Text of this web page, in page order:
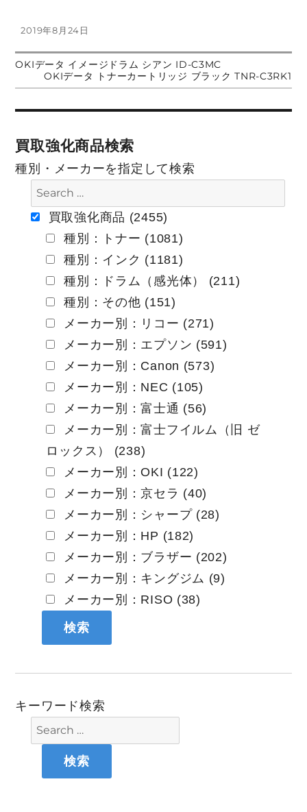
投
日:
2019年8月24日
投
ビ
ー
前
投
OKIデータ イメージドラム シアン ID-C3MC
の
稿:
OKIデータ トナーカートリッジ ブラック TNR-C3RK1
買取強化商品検索
種別・メーカーを指定して検索
買取強化商品 (2455)
種別：トナー (1081)
種別：インク (1181)
種別：ドラム（感光体） (211)
種別：その他 (151)
メーカー別：リコー (271)
メーカー別：エプソン (591)
メーカー別：Canon (573)
メーカー別：NEC (105)
メーカー別：富士通 (56)
メーカー別：富士フイルム（旧 ゼ
ロックス） (238)
メーカー別：OKI (122)
メーカー別：京セラ (40)
メーカー別：シャープ (28)
メーカー別：HP (182)
メーカー別：ブラザー (202)
メーカー別：キングジム (9)
メーカー別：RISO (38)
キーワード検索